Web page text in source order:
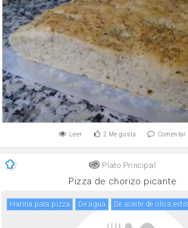
Leer 2 Me gusta Comentar
Plato Principal
Pizza de chorizo picante
Harina para pizza de agua De aceite de oliva